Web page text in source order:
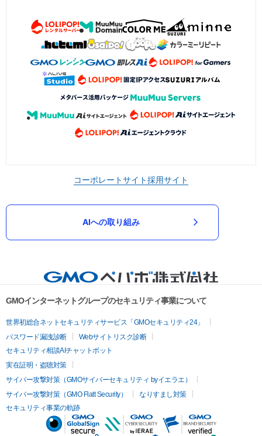
コーポレートサイト採用サイト
AIへの取り組み
GMOインターネットグループのセキュリティ事業について
世界初総合ネットセキュリティサービス「GMOセキュリティ24」
パスワード漏洩診断
Webサイトリスク診断
セキュリティ相談AIチャットボット
実在証明・盗聴対策
サイバー攻撃対策（GMOサイバーセキュリティ byイエラエ）
サイバー攻撃対策（GMO Flatt Security）
なりすまし対策
セキュリティ事業の軌跡